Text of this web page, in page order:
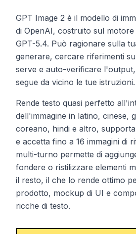
GPT Image 2 è il modello di
di OpenAI, costruito sul motore
GPT-5.4. Può ragionare sulla
generare, cercare riferimenti
serve e auto-verificare
segue da vicino le tue istruzioni.
Rende testo quasi perfetto
dell'immagine in latino, cinese,
coreano, hindi e altro,
e accetta fino a 16 immagini di
multi-turno permette di
fondere o ristilizzare elementi
il resto, il che lo rende ottimo
prodotto, mockup di UI e
ricche di testo.